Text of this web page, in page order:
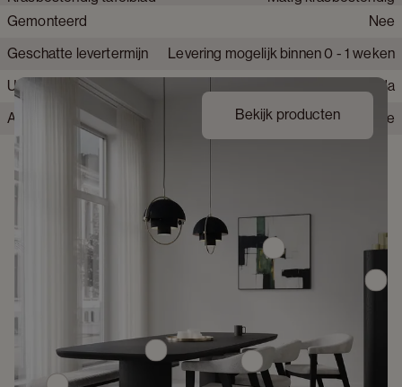
Behandeld hout
Ja
Hittebestendig
Nee
Gemonteerd
Nee
Geschatte levertermijn
Levering mogelijk binnen 0 - 1 weken
Uit voorraad leverbaar
Ja
Alle montage gereedschap inbegrepen
Nee
Bekijk producten